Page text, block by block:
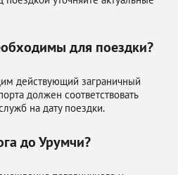
для поездки?
действующий заграничный
должен соответствовать
на дату поездки.
до Урумчи?